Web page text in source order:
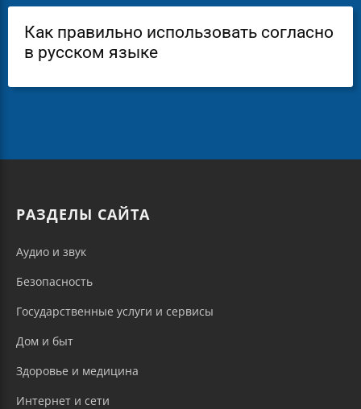
Как правильно использовать согласно
в русском языке
РАЗДЕЛЫ САЙТА
Аудио и звук
Безопасность
Государственные услуги и сервисы
Дом и быт
Здоровье и медицина
Интернет и сети